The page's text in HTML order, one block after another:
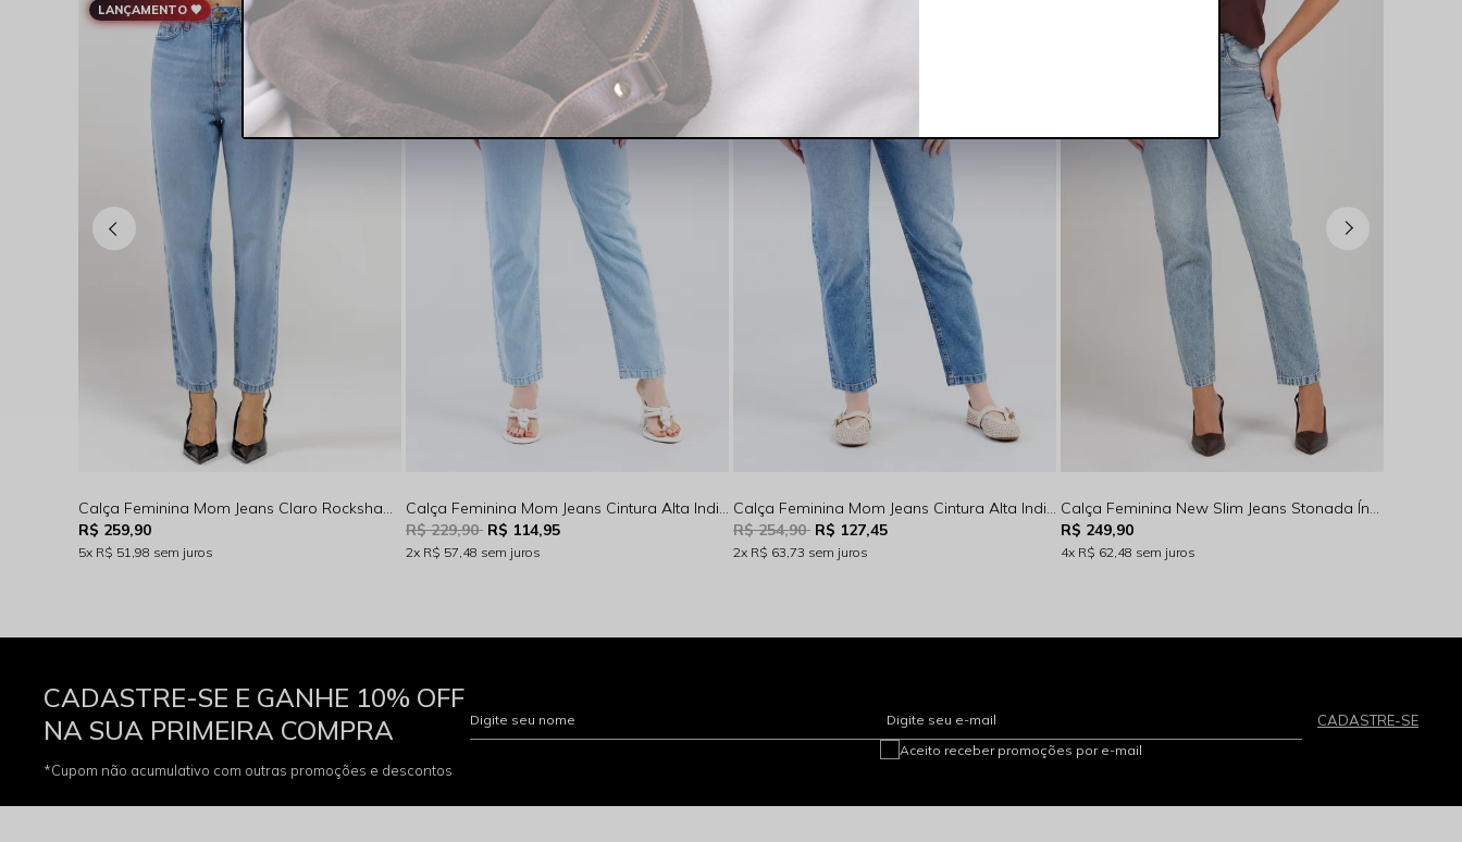
LANÇAMENTO 🖤
Calça Feminina Mom Jeans Claro Rocksham - 261030
R$ 259,90
5x R$ 51,98 sem juros
R$ 114,95 OFF
Calça Feminina Mom Jeans Cintura Alta Indigo Claro Rocksham - RS00114
R$ 229,90 R$ 114,95
2x R$ 57,48 sem juros
Calça Feminina Mom Jeans Cintura Alta Indigo Claro Rocksham - 253061
R$ 254,90 R$ 127,45
2x R$ 63,73 sem juros
Calça Feminina New Slim Jeans Stonada Índigo Claro Rocksham - 261012
R$ 249,90
4x R$ 62,48 sem juros
CADASTRE-SE E GANHE 10% OFF
NA SUA PRIMEIRA COMPRA
*Cupom não acumulativo com outras promoções e descontos
Digite seu nome Digite seu e-mail CADASTRE-SE
Aceito receber promoções por e-mail